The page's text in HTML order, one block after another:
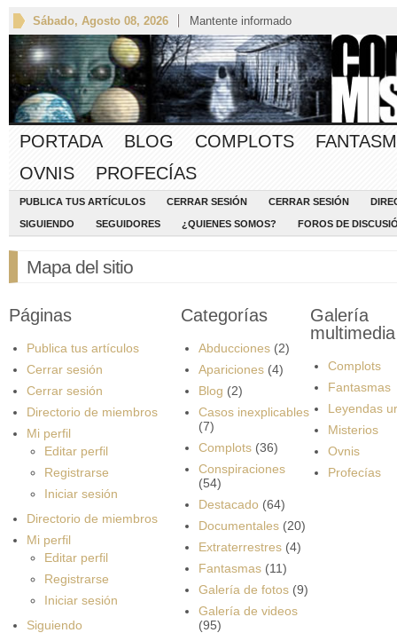
Sábado, Agosto 08, 2026 Mantente informado
PORTADA BLOG COMPLOTS
OVNIS
PROFECÍAS
PUBLICA TUS ARTÍCULOS CERRAR SESIÓN CERRAR SESIÓN
SIGUIENDO SEGUIDORES ¿QUIENES SOMOS? FOROS DE
Mapa del sitio
Páginas
Publica tus artículos
Cerrar sesión
Cerrar sesión
Directorio de miembros
Mi perfil
Editar perfil
Registrarse
Iniciar sesión
Directorio de miembros
Mi perfil
Editar perfil
Registrarse
Iniciar sesión
Siguiendo
Categorías
Abducciones (2)
Apariciones (4)
Blog (2)
Casos inexplicables
(7)
Complots (36)
Conspiraciones
(54)
Destacado (64)
Documentales (20)
Extraterrestres (4)
Fantasmas (11)
Galería de fotos (9)
Galería de videos
(95)
Galería
multimedia
Complots
Fantasmas
Leyendas
Misterios
Ovnis
Profecías